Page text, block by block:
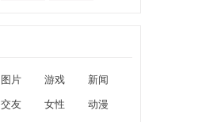
图片 游戏 新闻
交友 女性 动漫